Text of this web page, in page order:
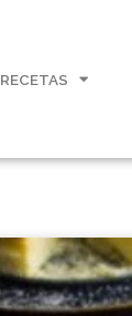
RECETAS